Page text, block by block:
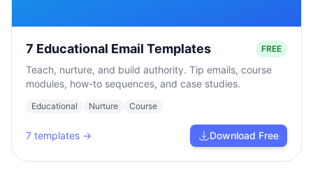
7 Educational Email Templates FREE
Teach, nurture, and build authority. Tip emails, course
modules, how-to sequences, and case studies.
Educational Nurture Course
7 templates → Download Free